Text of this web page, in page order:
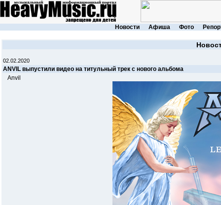
Новости Афиша Фото
02.02.2020
ANVIL выпустили видео на титульный трек с нового альбома
Anvil